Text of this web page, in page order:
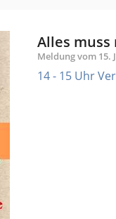
Alles muss
Meldung vom 15.
14 - 15 Uhr